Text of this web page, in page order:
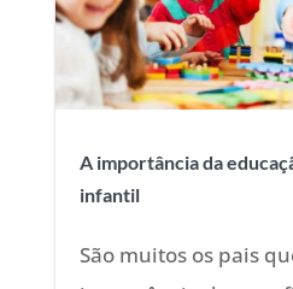
A importância da
infantil
São muitos os pais